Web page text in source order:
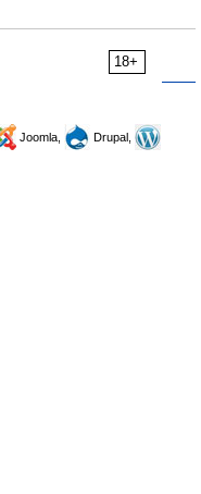
18+
Joomla,
Drupal,